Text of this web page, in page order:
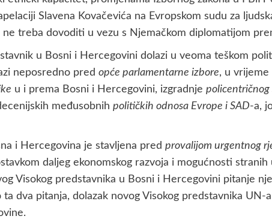
Slavena Kovačevića na Evropskom sudu za
ne treba dovoditi u vezu s Njemačkom diplomatijom
u Bosni i Hercegovini dolazi u veoma teškom
neposredno pred opće parlamentarne izbore, u vrijeme
u i prema Bosni i Hercegovini, izgradnje policentričnog
međusobnih političkih odnosa Evrope i SAD-a,
i Hercegovina je stavljena pred provalijom urgentnog
daljeg ekonomskog razvoja i mogućnosti stranih
Visokog predstavnika u Bosni i Hercegovini pitanje
dva pitanja, dolazak novog Visokog predstavnika UN-